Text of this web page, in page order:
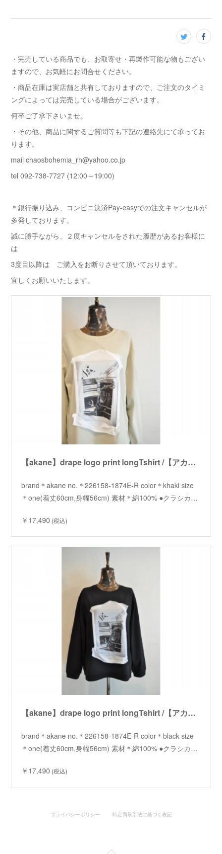
・完売している商品でも、お取寄せ・再製作可能な物もござい
ますので、お気軽にお問合せください。
・商品在庫は実店舗と共有しておりますので、ご注文のタイミ
ングによっては完売している場合がございます。
何卒ご了承下さいませ。
・その他、商品に関するご質問等も下記の連絡先にて承ってお
ります。
mail chaosbohemia_rh@yahoo.co.jp
tel 092-738-7727 (12:00～19:00)
＊銀行振り込み、コンビニ決済Pay-easyでの注文キャンセルが
多発しております。
誠に勝手ながら、２度キャンセルをされた履歴があるお客様に
は
3度目以降は ご購入をお断りさせて頂いております。
宜しくお願いいたします。
【akane】drape logo print longTshirt /【アカネ】ドレープロゴプリントロンT
brand＊akane no.＊226158-1874E-R color＊khaki size
＊one(着丈60cm,身幅56cm) 素材＊綿100% ●クラシカ…
￥17,490 (税込)
【akane】drape logo print longTshirt /【アカネ】ドレープロゴプリントロンT
brand＊akane no.＊226158-1874E-R color＊black size
＊one(着丈60cm,身幅56cm) 素材＊綿100% ●クラシカ…
￥17,490 (税込)
プライバシーポリシー 特定商取引法に基づく表記